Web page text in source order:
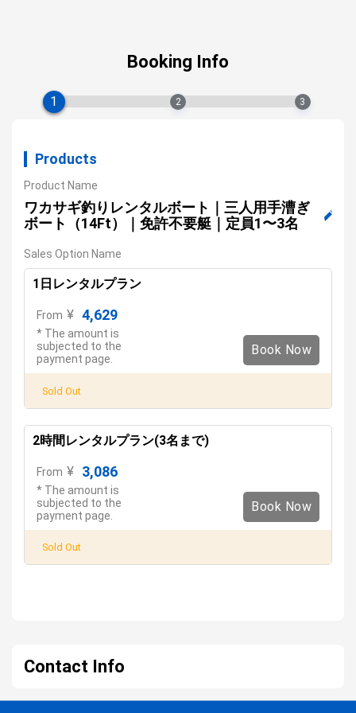
Booking Info
1 2 3
Products
Product Name
ワカサギ釣りレンタルボート｜三人用手漕ぎ
ボート（14Ft）｜免許不要艇｜定員1〜3名
Sales Option Name
1日レンタルプラン
From ¥ 4,629
* The amount is
subjected to the
payment page.
Book Now
Sold Out
2時間レンタルプラン(3名まで)
From ¥ 3,086
* The amount is
subjected to the
payment page.
Book Now
Sold Out
Contact Info